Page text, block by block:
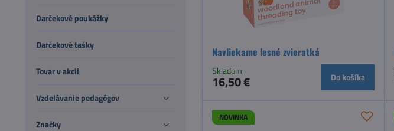
Navliekame lesné zvieratká
Skladom
16,50 € Do košíka
NOVINKA
Darčekové poukážky
Darčekové tašky
Tovar v akcii
Vzdelávanie pedagógov
Značky